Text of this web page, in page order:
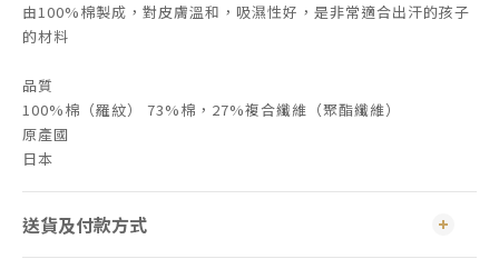
由100%棉製成，對皮膚溫和，吸濕性好，是非常適合出汗的孩子
的材料
品質
100%棉（羅紋） 73%棉，27%複合纖維（聚酯纖維）
原產國
日本
送貨及付款方式